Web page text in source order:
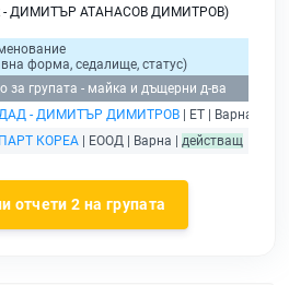
- ДИМИТЪР АТАНАСОВ ДИМИТРОВ)
форма, седалище, статус)
за групата - майка и дъщерни д-ва
- ДИМИТЪР ДИМИТРОВ | ЕТ | Варна |
ПАРТ КОРЕА | ЕООД | Варна | действащ
отчети 2 на групата